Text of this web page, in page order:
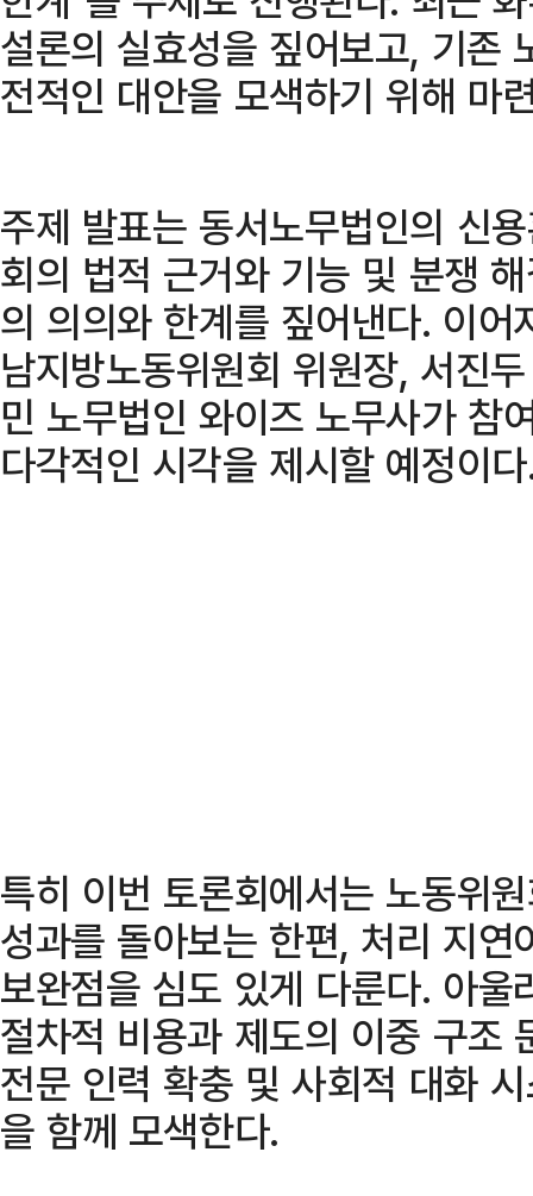
설론의 실효성을 짚어보고, 기존
전적인 대안을 모색하기 위해 마
주제 발표는 동서노무법인의 신
회의 법적 근거와 기능 및 분쟁
의 의의와 한계를 짚어낸다. 이
남지방노동위원회 위원장, 서진
민 노무법인 와이즈 노무사가 참
다각적인 시각을 제시할 예정이
특히 이번 토론회에서는 노동위
성과를 돌아보는 한편, 처리 지
보완점을 심도 있게 다룬다. 아
절차적 비용과 제도의 이중 구조
전문 인력 확충 및 사회적 대화
을 함께 모색한다.